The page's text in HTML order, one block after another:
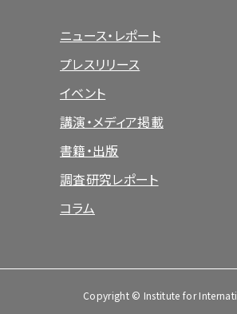
ニュース・レポート
プレスリリース
イベント
講演・メディア掲載
書籍・出版
調査研究レポート
コラム
Copyright © Institute for